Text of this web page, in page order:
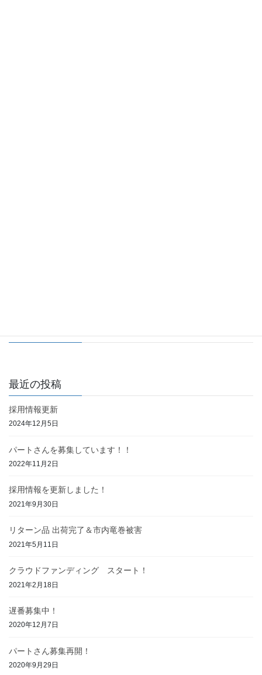
最近の投稿
採用情報更新
2024年12月5日
パートさんを募集しています！！
2022年11月2日
採用情報を更新しました！
2021年9月30日
リターン品 出荷完了＆市内竜巻被害
2021年5月11日
クラウドファンディング スタート！
2021年2月18日
遅番募集中！
2020年12月7日
パートさん募集再開！
2020年9月29日